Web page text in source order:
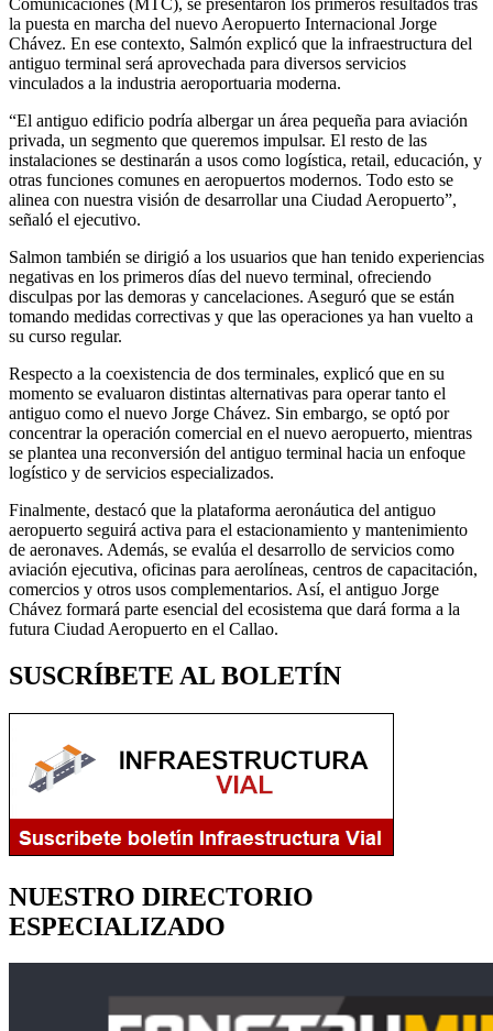
la puesta en marcha del nuevo Aeropuerto Internacional Jorge
Chávez. En ese contexto, Salmón explicó que la infraestructura del
antiguo terminal será aprovechada para diversos servicios
vinculados a la industria aeroportuaria moderna.
“El antiguo edificio podría albergar un área pequeña para aviación
privada, un segmento que queremos impulsar. El resto de las
instalaciones se destinarán a usos como logística, retail, educación, y
otras funciones comunes en aeropuertos modernos. Todo esto se
alinea con nuestra visión de desarrollar una Ciudad Aeropuerto”,
señaló el ejecutivo.
Salmon también se dirigió a los usuarios que han tenido experiencias
negativas en los primeros días del nuevo terminal, ofreciendo
disculpas por las demoras y cancelaciones. Aseguró que se están
tomando medidas correctivas y que las operaciones ya han vuelto a
su curso regular.
Respecto a la coexistencia de dos terminales, explicó que en su
momento se evaluaron distintas alternativas para operar tanto el
antiguo como el nuevo Jorge Chávez. Sin embargo, se optó por
concentrar la operación comercial en el nuevo aeropuerto, mientras
se plantea una reconversión del antiguo terminal hacia un enfoque
logístico y de servicios especializados.
Finalmente, destacó que la plataforma aeronáutica del antiguo
aeropuerto seguirá activa para el estacionamiento y mantenimiento
de aeronaves. Además, se evalúa el desarrollo de servicios como
aviación ejecutiva, oficinas para aerolíneas, centros de capacitación,
comercios y otros usos complementarios. Así, el antiguo Jorge
Chávez formará parte esencial del ecosistema que dará forma a la
futura Ciudad Aeropuerto en el Callao.
SUSCRÍBETE AL BOLETÍN
NUESTRO DIRECTORIO
ESPECIALIZADO